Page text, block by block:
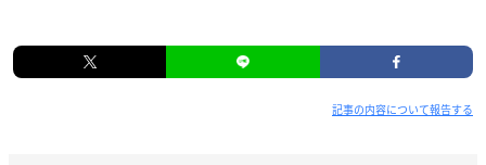
記事の内容について報告する